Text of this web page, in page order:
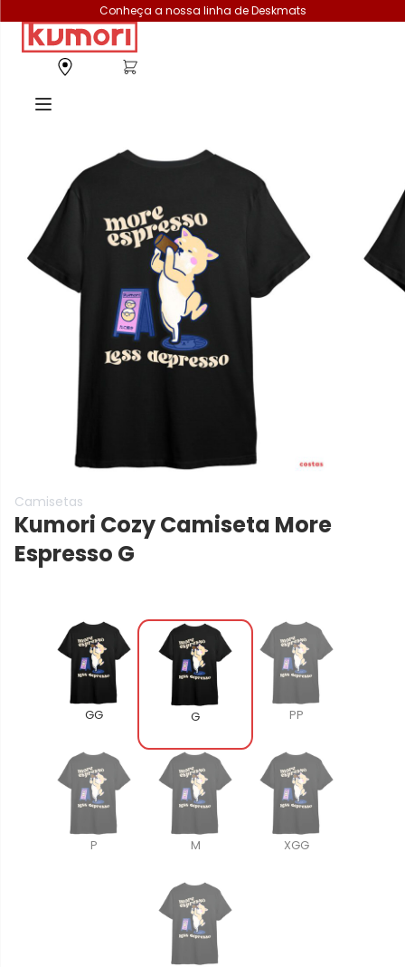
Conheça a nossa linha de Deskmats
Camisetas
Kumori Cozy Camiseta More
Espresso G
GG G PP
P M XGG